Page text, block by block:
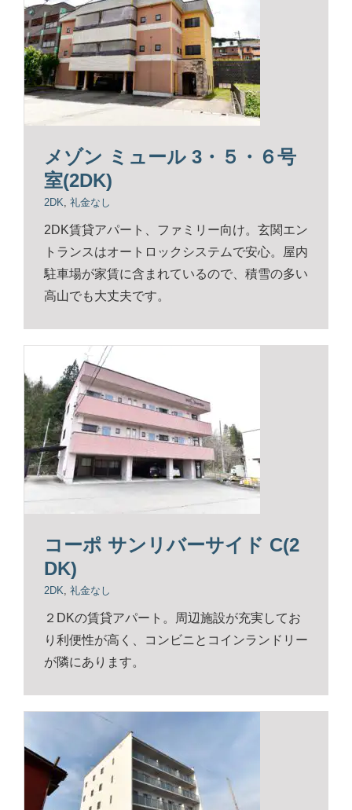
メゾン ミュール 3・５・６号
室(2DK)
2DK, 礼金なし
2DK賃貸アパート、ファミリー向け。玄関エン
トランスはオートロックシステムで安心。屋内
駐車場が家賃に含まれているので、積雪の多い
高山でも大丈夫です。
コーポ サンリバーサイド C(2
DK)
2DK, 礼金なし
２DKの賃貸アパート。周辺施設が充実してお
り利便性が高く、コンビニとコインランドリー
が隣にあります。